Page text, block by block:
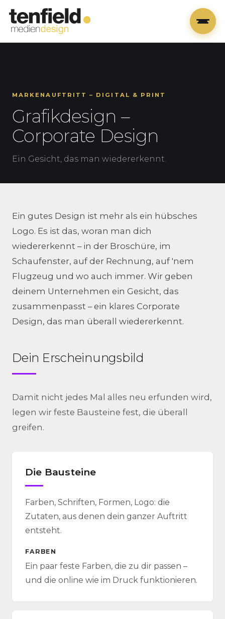
MARKENAUFTRITT – DIGITAL & PRINT
Grafikdesign –
Corporate Design
Ein Gesicht, das man wiedererkennt.
Ein gutes Design ist mehr als ein hübsches
Logo. Es ist das, woran man dich
wiedererkennt – in der Broschüre, im
Schaufenster, auf der Rechnung, auf 'nem
Flugzeug und wo auch immer. Wir geben
deinem Unternehmen ein Gesicht, das
zusammenpasst – ein klares Corporate
Design, das man überall wiedererkennt.
Dein Erscheinungsbild
Damit nicht jedes Mal alles neu erfunden wird,
legen wir feste Bausteine fest, die überall
greifen.
Die Bausteine
Farben, Schriften, Formen, Logo: die
Zutaten, aus denen dein ganzer Auftritt
entsteht.
FARBEN
Ein paar feste Farben, die zu dir passen –
und die online wie im Druck funktionieren.